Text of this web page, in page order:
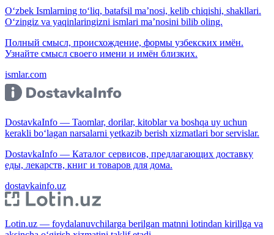
O‘zbek Ismlarning to‘liq, batafsil ma’nosi, kelib chiqishi, shakllari.
O‘zingiz va yaqinlaringizni ismlari ma’nosini bilib oling.
Полный смысл, происхождение, формы узбекских имён.
Узнайте смысл своего имени и имён близких.
ismlar.com
DostavkaInfo — Taomlar, dorilar, kitoblar va boshqa uy uchun
kerakli bo‘lagan narsalarni yetkazib berish xizmatlari bor servislar.
DostavkaInfo — Каталог сервисов, предлагающих доставку
еды, лекарств, книг и товаров для дома.
dostavkainfo.uz
Lotin.uz — foydalanuvchilarga berilgan matnni lotindan kirillga va